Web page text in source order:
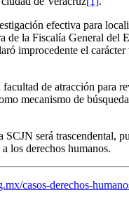
efectiva para
la Fiscalía General
improcedente el
de atracción para
mecanismo de
será trascendental,
los derechos humanos.
casos-derechos-